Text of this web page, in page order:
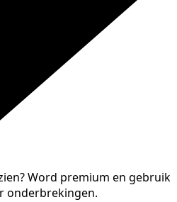
Word premium en gebruik
onderbrekingen.